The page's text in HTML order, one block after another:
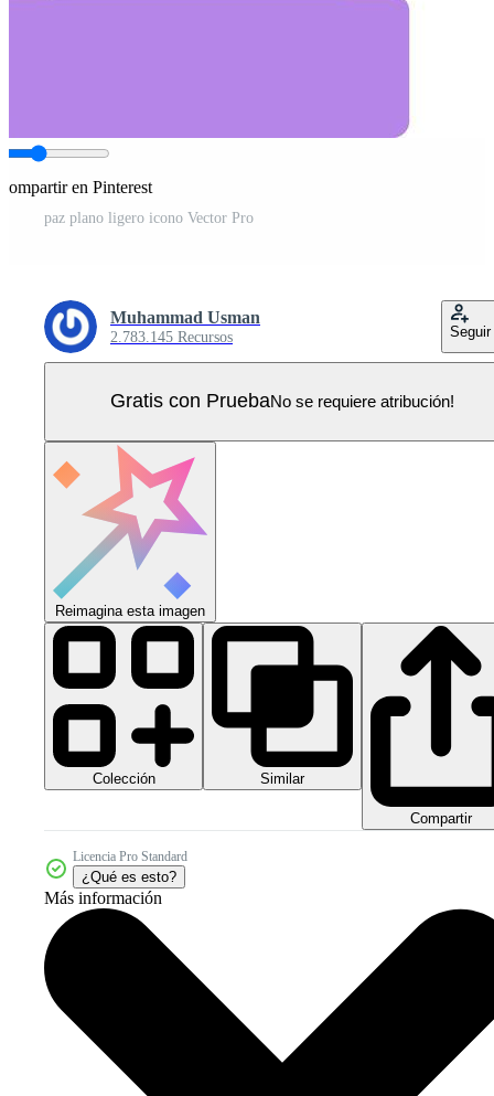
en Pinterest
paz plano ligero icono Vector Pro
Muhammad Usman
2.783.145 Recursos Seguir
Gratis con PruebaNo se requiere atribución!
Reimagina esta imagen
Colección Similar
Compartir
Licencia Pro Standard
¿Qué es esto?
Más información